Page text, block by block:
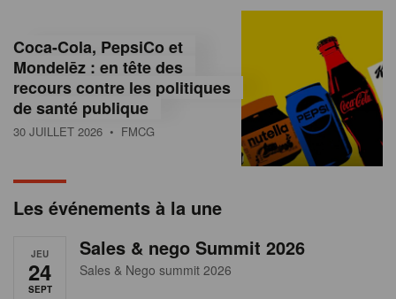
e
e
a
Coca-Cola, PepsiCo et
Mondelēz : en tête des
recours contre les politiques
de santé publique
30 JUILLET 2026 • FMCG
Les événements à la une
JEU
24
SEPT
Sales & nego Summit 2026
Sales & Nego summit 2026